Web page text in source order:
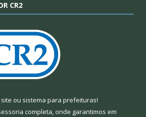
CR2
ou sistema para prefeituras!
completa, onde garantimos em